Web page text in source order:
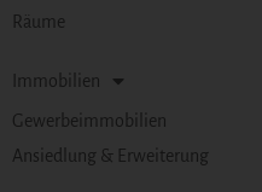
Räume
Immobilien
Gewerbeimmobilien
Ansiedlung & Erweiterung